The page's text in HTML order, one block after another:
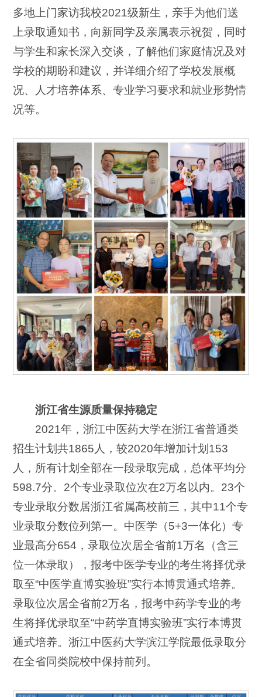
多地上门家访我校2021级新生，亲手为他们送
上录取通知书，向新同学及亲属表示祝贺，同时
与学生和家长深入交谈，了解他们家庭情况及对
学校的期盼和建议，并详细介绍了学校发展概
况、人才培养体系、专业学习要求和就业形势情
况等。
浙江省生源质量保持稳定
2021年，浙江中医药大学在浙江省普通类
招生计划共1865人，较2020年增加计划153
人，所有计划全部在一段录取完成，总体平均分
598.7分。2个专业录取位次在2万名以内。23个
专业录取分数居浙江省属高校前三，其中11个专
业录取分数位列第一。中医学（5+3一体化）专
业最高分654，录取位次居全省前1万名（含三
位一体录取），报考中医学专业的考生将择优录
取至“中医学直博实验班”实行本博贯通式培养。
录取位次居全省前2万名，报考中药学专业的考
生将择优录取至“中药学直博实验班”实行本博贯
通式培养。浙江中医药大学滨江学院最低录取分
在全省同类院校中保持前列。